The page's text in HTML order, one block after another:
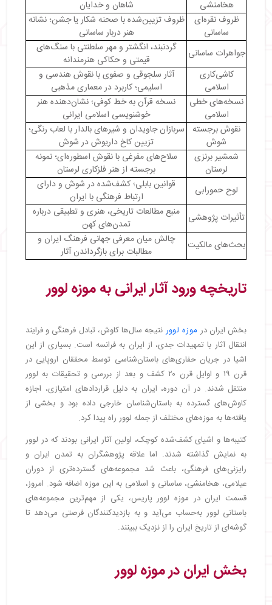
فرهنگی
・چرا آثار ایران باستان در موزه لوور نگهداری می‌شوند؟
・امکان بازگرداندن برخی آثار به ایران
・موزه لوور پاریس قسمت ایران؛ روایتگر تاریخ و هنر
ایرانی
هخامنشی
شاهان و خدایان
ظروف نقره‌ای
ساسانی
ظروف تزیین‌شده با صحنه شکار یا جشن؛ نشانه
هنر دربار ساسانی
جواهرات ساسانی
گردنبند، انگشتر و مهر سلطنتی با سنگ‌های
قیمتی و حکاکی هنرمندانه
کاشی‌کاری
اسلامی
آثار سلجوقی و صفوی با نقوش هندسی و
اسلیمی؛ کاربرد در معماری مذهبی
نسخه‌های خطی
اسلامی
نسخه قرآن به خط کوفی؛ نشان‌دهنده هنر
خوشنویسی اسلامی ایرانی
نقوش برجسته
شوش
سربازان جاویدان و شیرهای بالدار با لعاب رنگی؛
تزیین کاخ داریوش در شوش
شمشیر برنزی
لرستان
سلاح‌های مفرغی با نقوش اسطوره‌ای؛ نمونه
برجسته از هنر فلزکاری لرستان
لوح حمورابی
قوانین بابلی؛ کشف‌شده در شوش و دارای
ارتباط فرهنگی با ایران
تأثیرات پژوهشی
منبع مطالعات تاریخی، هنری و تطبیقی درباره
تمدن‌های کهن
بحث‌های مالکیت
چالش میان معرفی جهانی فرهنگ ایران و
مطالبات برای بازگرداندن آثار
تاریخچه ورود آثار ایرانی به موزه لوور
بخش ایران در موزه لوور نتیجه سال‌ها کاوش، تبادل فرهنگی و فرایند
انتقال آثار با تمهیدات جدی، از ایران به فرانسه است. بسیاری از این
اشیا در جریان حفاری‌های باستان‌شناسی توسط محققان اروپایی در
قرن ۱۹ و اوایل قرن ۲۰ کشف و بعد از بررسی و تحقیقات به لوور
منتقل شدند. در آن دوره، ایران به دلیل قراردادهای امتیازی، اجازه
کاوش‌های گسترده به باستان‌شناسان خارجی داده بود و بخشی از
یافته‌ها به موزه‌های مختلف از جمله لوور راه پیدا کرد.
کتیبه‌ها و اشیای کشف‌شده کوچک، اولین آثار ایرانی بودند که در لوور
به نمایش گذاشته شدند. اما علاقه پژوهشگران به تمدن ایران و
رایزنی‌های فرهنگی، باعث شد مجموعه‌های گسترده‌تری از دوران
عیلامی، هخامنشی، ساسانی و اسلامی به این موزه اضافه شود. امروز،
قسمت ایران در موزه لوور پاریس، یکی از مهم‌ترین مجموعه‌های
باستانی لوور به‌حساب می‌آید و به بازدیدکنندگان فرصتی می‌دهد تا
گوشه‌ای از تاریخ ایران را از نزدیک ببینند.
بخش ایران در موزه لوور